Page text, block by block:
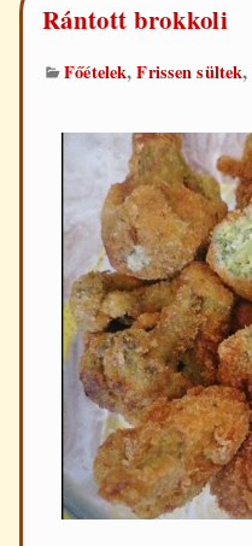
Rántott brokkoli
Főételek,Frissen sültek,